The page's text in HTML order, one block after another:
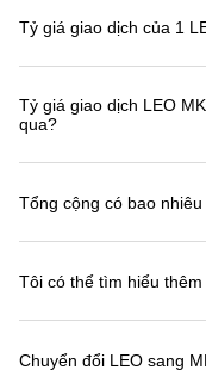
Tỷ giá giao dịch của 1
Tỷ giá giao dịch LEO
qua?
Tổng cộng có bao nhiêu
Tôi có thể tìm hiểu
Chuyển đổi LEO sang